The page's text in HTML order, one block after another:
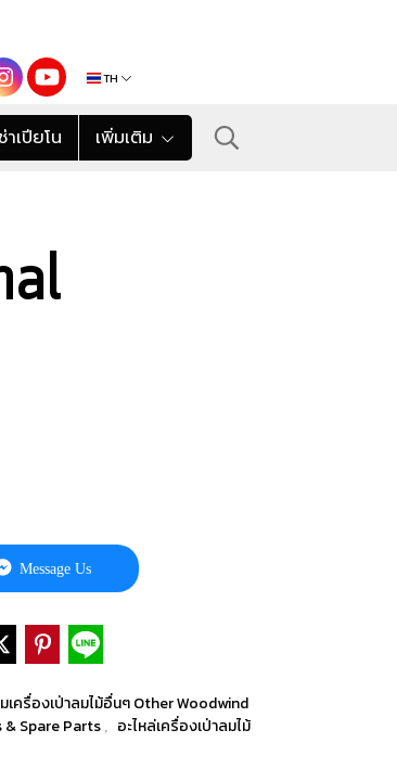
TH
าเปียโน เพิ่มเติม
Message Us
ครื่องเป่าลมไม้อื่นๆ Other Woodwind
Spare Parts
อะไหล่เครื่องเป่าลมไม้